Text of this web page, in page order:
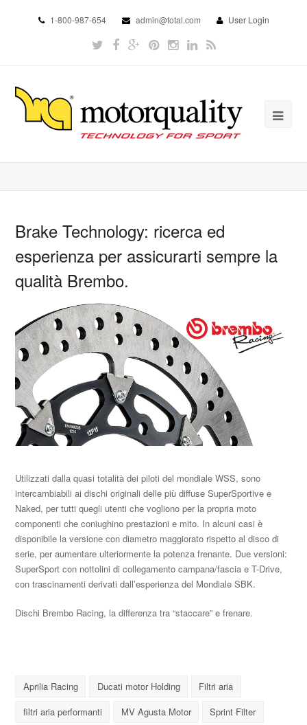
1-800-987-654 admin@total.com User Login
Brake Technology: ricerca ed
esperienza per assicurarti sempre la
qualità Brembo.
Utilizzati dalla quasi totalità dei piloti del mondiale WSS, sono
intercambiabili ai dischi originali delle più diffuse SuperSportive e
Naked, per tutti quegli utenti che vogliono per la propria moto
componenti che coniughino prestazioni e mito. In alcuni casi è
disponibile la versione con diametro maggiorato rispetto al disco di
serie, per aumentare ulteriormente la potenza frenante. Due versioni:
SuperSport con nottolini di collegamento campana/fascia e T-Drive,
con trascinamenti derivati dall’esperienza del Mondiale SBK.
Dischi Brembo Racing, la differenza tra “staccare” e frenare.
Aprilia Racing Ducati motor Holding
Filtri aria
filtri aria performanti
MV Agusta Motor Sprint Filter